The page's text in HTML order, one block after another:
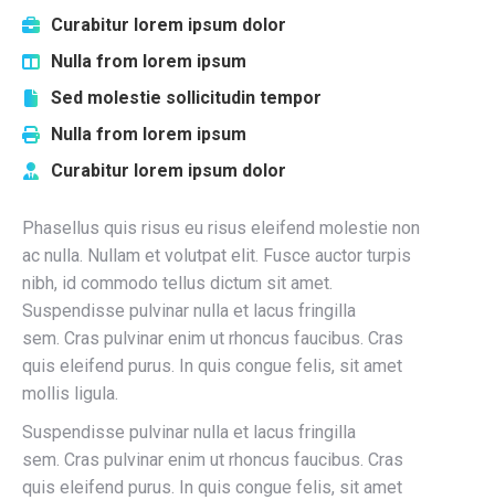
Curabitur lorem ipsum dolor
Nulla from lorem ipsum
Sed molestie sollicitudin tempor
Nulla from lorem ipsum
Curabitur lorem ipsum dolor
Phasellus quis risus eu risus eleifend molestie non
ac nulla. Nullam et volutpat elit. Fusce auctor turpis
nibh, id commodo tellus dictum sit amet.
Suspendisse pulvinar nulla et lacus fringilla
sem. Cras pulvinar enim ut rhoncus faucibus. Cras
quis eleifend purus. In quis congue felis, sit amet
mollis ligula.
Suspendisse pulvinar nulla et lacus fringilla
sem. Cras pulvinar enim ut rhoncus faucibus. Cras
quis eleifend purus. In quis congue felis, sit amet